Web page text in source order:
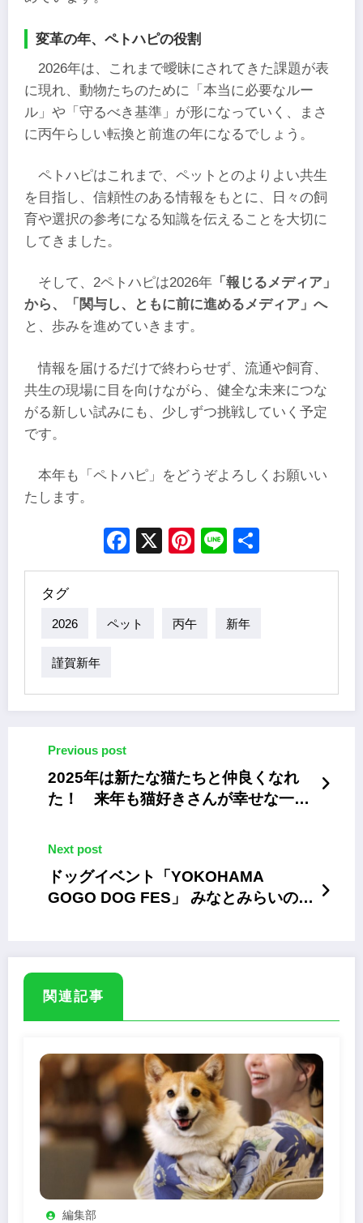
変革の年、ペトハピの役割
2026年は、これまで曖昧にされてきた課題が表
に現れ、動物たちのために「本当に必要なルー
ル」や「守るべき基準」が形になっていく、まさ
に丙午らしい転換と前進の年になるでしょう。
ペトハピはこれまで、ペットとのよりよい共生
を目指し、信頼性のある情報をもとに、日々の飼
育や選択の参考になる知識を伝えることを大切に
してきました。
そして、2ペトハピは2026年 「報じるメディア」
から、「関与し、ともに前に進めるメディア」へ
と、歩みを進めていきます。
情報を届けるだけで終わらせず、流通や飼育、
共生の現場に目を向けながら、健全な未来につな
がる新しい試みにも、少しずつ挑戦していく予定
です。
本年も「ペトハピ」をどうぞよろしくお願いい
たします。
Facebook
X Pinterest
Line
タグ
2026 ペット 丙午 新年
謹賀新年
Previous post
2025年は新たな猫たちと仲良くなれ
た！ 来年も猫好きさんが幸せな一年
Next post
ドッグイベント「YOKOHAMA
GOGO DOG FES」 みなとみらいの臨
関連記事
編集部